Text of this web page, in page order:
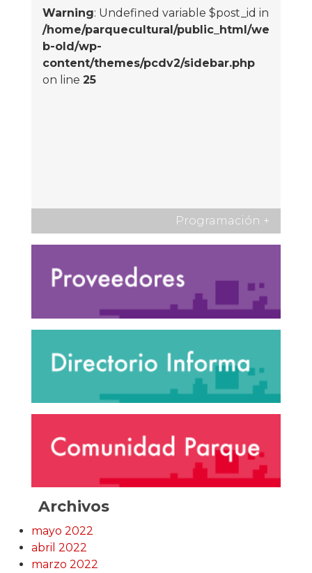
Warning: Undefined variable $post_id in
/home/parquecultural/public_html/we
b-old/wp-
content/themes/pcdv2/sidebar.php
on line 25
Programación +
Archivos
mayo 2022
abril 2022
marzo 2022